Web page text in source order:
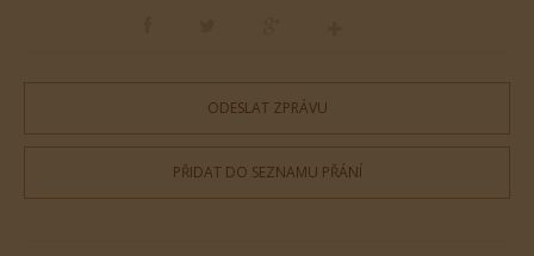
ODESLAT ZPRÁVU
PŘIDAT DO SEZNAMU PŘÁNÍ